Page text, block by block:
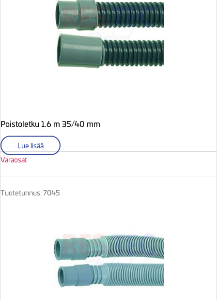
Poistoletku 1.6 m 35/40 mm
Lue lisää
Varaosat
Tuotetunnus: 7045